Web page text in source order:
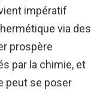
impératif
via des
prospère
par la chimie, et
peut se poser